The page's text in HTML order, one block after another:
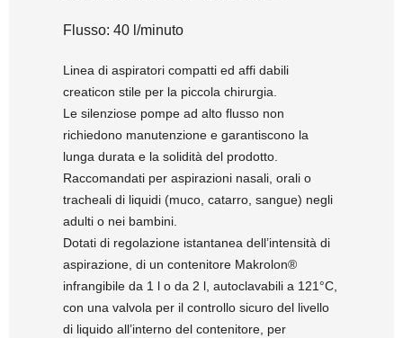
Flusso: 40 l/minuto
Linea di aspiratori compatti ed affi dabili
creaticon stile per la piccola chirurgia.
Le silenziose pompe ad alto flusso non
richiedono manutenzione e garantiscono la
lunga durata e la solidità del prodotto.
Raccomandati per aspirazioni nasali, orali o
tracheali di liquidi (muco, catarro, sangue) negli
adulti o nei bambini.
Dotati di regolazione istantanea dell’intensità di
aspirazione, di un contenitore Makrolon®
infrangibile da 1 l o da 2 l, autoclavabili a 121°C,
con una valvola per il controllo sicuro del livello
di liquido all’interno del contenitore, per